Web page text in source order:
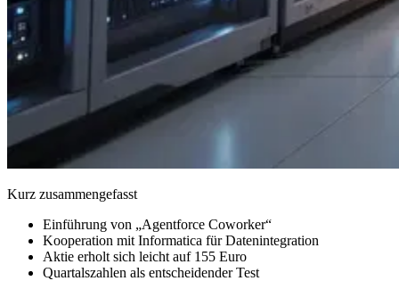
Kurz zusammengefasst
Einführung von „Agentforce Coworker“
Kooperation mit Informatica für Datenintegration
Aktie erholt sich leicht auf 155 Euro
Quartalszahlen als entscheidender Test